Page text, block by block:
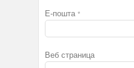
Е-пошта *
Веб страница